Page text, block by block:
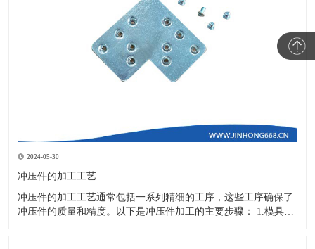
2024-05-30
冲压件的加工工艺
冲压件的加工工艺通常包括一系列精细的工序，这些工序确保了
冲压件的质量和精度。以下是冲压件加工的主要步骤： 1.模具设